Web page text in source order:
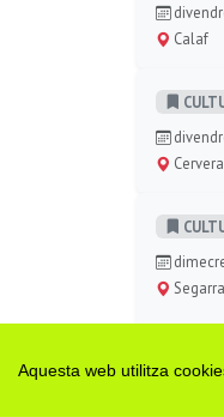
Aquesta web utilitza
Calaf
Cervera
Segarra